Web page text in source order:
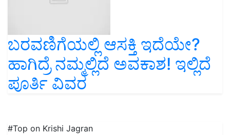
ಬರವಣಿಗೆಯಲ್ಲಿ ಆಸಕ್ತಿ ಇದೆಯೇ?
ಹಾಗಿದ್ರೆ ನಮ್ಮಲ್ಲಿದೆ ಅವಕಾಶ! ಇಲ್ಲಿದೆ
ಪೂರ್ತಿ ವಿವರ
#Top on Krishi Jagran